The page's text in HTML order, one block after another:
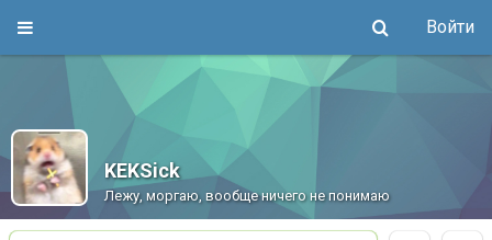
Войти
KEKSick
Лежу, моргаю, вообще ничего не понимаю